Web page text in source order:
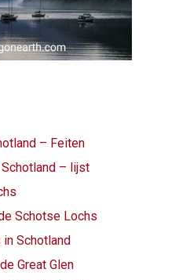
– Feiten
– lijst
Schotse Lochs
Schotland
Great Glen